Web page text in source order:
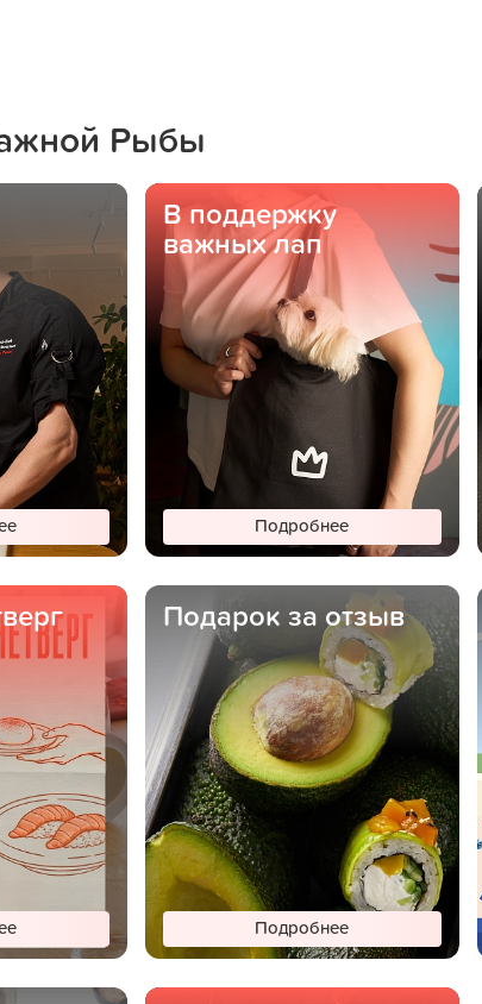
Рыбы
В поддержку
важных лап
Подробнее
Подарок за отзыв
Подробнее